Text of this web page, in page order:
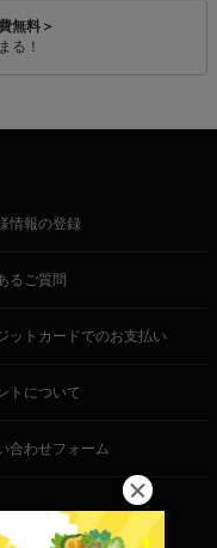
無料＞
る！
情報の登録
るご質問
ットカードでのお支払い
トについて
合わせフォーム